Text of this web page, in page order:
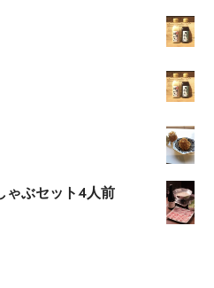
ゃぶセット4人前